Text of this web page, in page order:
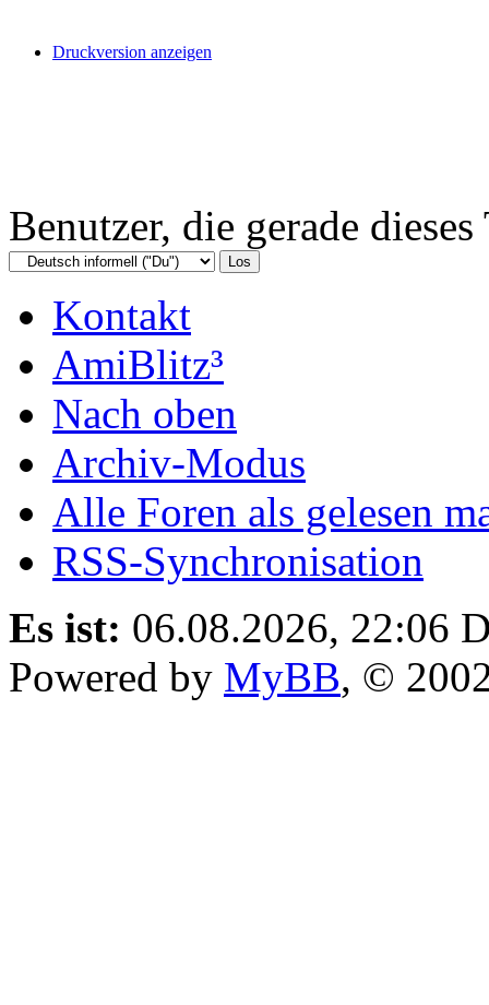
Druckversion anzeigen
Benutzer, die gerade
Kontakt
AmiBlitz³
Nach oben
Archiv-Modus
Alle Foren als gelesen
RSS-Synchronisation
Es ist: 06.08.2026, 22:06
Powered by MyBB, ©